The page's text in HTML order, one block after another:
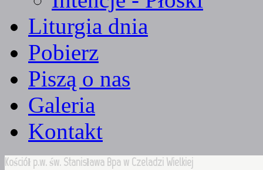
Liturgia dnia
Pobierz
Piszą o nas
Galeria
Kontakt
Kościół p.w. św. Stanisława Bpa w Czeladzi Wielkiej